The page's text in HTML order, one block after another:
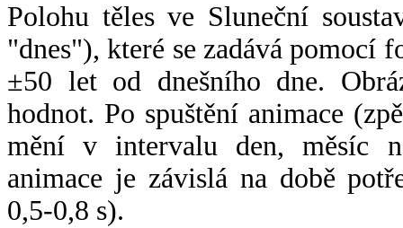
Polohu těles ve Sluneční
"dnes"), které se zadává pomocí
±50 let od dnešního dne.
hodnot. Po spuštění animace
mění v intervalu den, měsíc
animace je závislá na době
0,5-0,8 s).